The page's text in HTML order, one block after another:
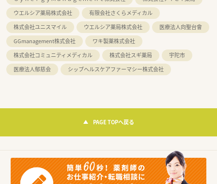
ウエルシア薬局株式会社
有限会社さくらメディカル
株式会社ユニスマイル
ウエルシア薬局株式会社
医療法人向聖台會
GGmanagement株式会社
ワキ製薬株式会社
株式会社コミュニティメディカル
株式会社スギ薬局
宇陀市
医療法人郁慈会
シップヘルスケアファーマシー株式会社
PAGE TOPへ戻る